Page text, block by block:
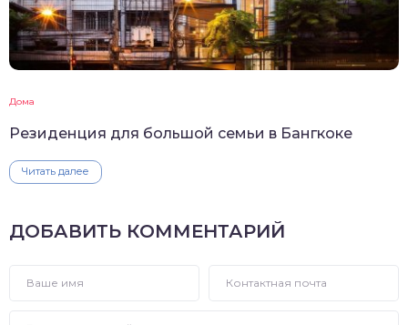
Дома
Резиденция для большой семьи в Бангкоке
Читать далее
ДОБАВИТЬ КОММЕНТАРИЙ